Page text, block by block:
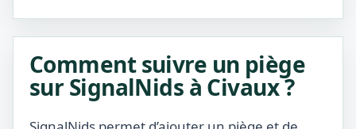
Comment suivre un piège
sur SignalNids à Civaux ?